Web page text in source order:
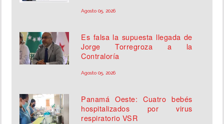
Agosto 05, 2026
Es falsa la supuesta llegada de
Jorge Torregroza a la
Contraloría
Agosto 05, 2026
Panamá Oeste: Cuatro bebés
hospitalizados por virus
respiratorio VSR